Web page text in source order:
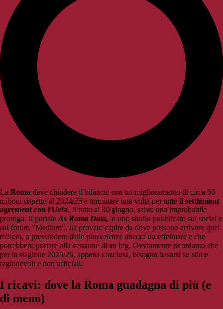
La Roma deve chiudere il bilancio con un miglioramento di circa 60
milioni rispetto al 2024/25 e terminare una volta per tutte il settlement
agrement con l'Uefa. Il tutto al 30 giugno, salvo una improbabile
proroga. Il portaleAs Roma Data, in uno studio pubblicato sui social e
sul forum "Medium", ha provato capire da dove possono arrivare quei
milioni, a prescindere dalle plusvalenze ancora da effettuare e che
potrebbero portare alla cessione di un big. Ovviamente ricordanto che
per la stagione 2025/26, appena conclusa, bisogna basarsi su stime
ragionevoli e non ufficiali.
I ricavi: dove la Roma guadagna di più (e
di meno)